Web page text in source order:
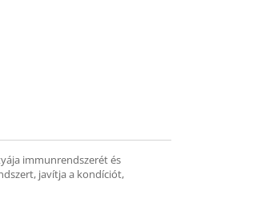
immunrendszerét és
javítja a kondíciót,